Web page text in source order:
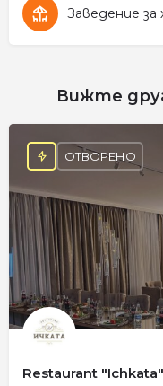
Вижте
Restaurant "Ichkata"
ОТВОРЕНО